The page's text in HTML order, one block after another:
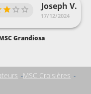
Joseph V.
17/12/2024
Grandiosa
MSC Croisières